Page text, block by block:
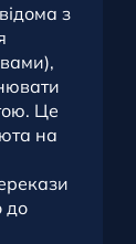
з
Це
на
до